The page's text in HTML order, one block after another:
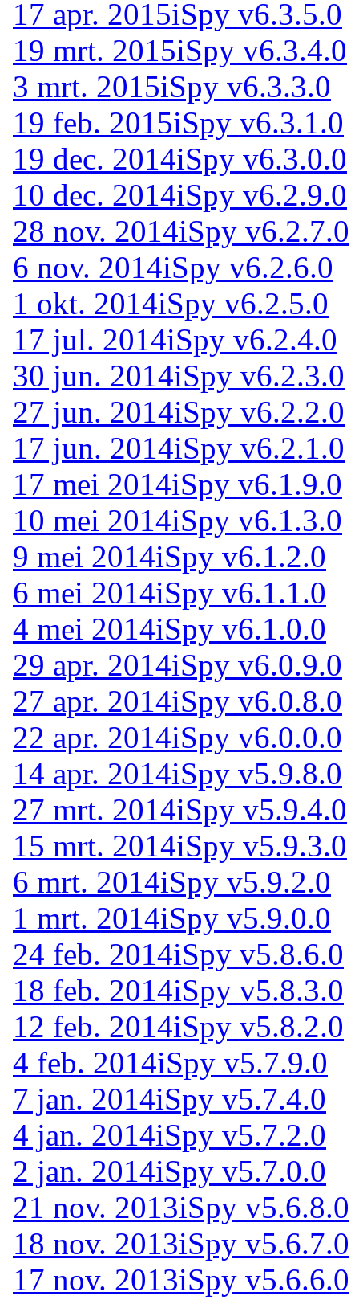
17 apr. 2015iSpy v6.3.5.0
19 mrt. 2015iSpy v6.3.4.0
3 mrt. 2015iSpy v6.3.3.0
19 feb. 2015iSpy v6.3.1.0
19 dec. 2014iSpy v6.3.0.0
10 dec. 2014iSpy v6.2.9.0
28 nov. 2014iSpy v6.2.7.0
6 nov. 2014iSpy v6.2.6.0
1 okt. 2014iSpy v6.2.5.0
17 jul. 2014iSpy v6.2.4.0
30 jun. 2014iSpy v6.2.3.0
27 jun. 2014iSpy v6.2.2.0
17 jun. 2014iSpy v6.2.1.0
17 mei 2014iSpy v6.1.9.0
10 mei 2014iSpy v6.1.3.0
9 mei 2014iSpy v6.1.2.0
6 mei 2014iSpy v6.1.1.0
4 mei 2014iSpy v6.1.0.0
29 apr. 2014iSpy v6.0.9.0
27 apr. 2014iSpy v6.0.8.0
22 apr. 2014iSpy v6.0.0.0
14 apr. 2014iSpy v5.9.8.0
27 mrt. 2014iSpy v5.9.4.0
15 mrt. 2014iSpy v5.9.3.0
6 mrt. 2014iSpy v5.9.2.0
1 mrt. 2014iSpy v5.9.0.0
24 feb. 2014iSpy v5.8.6.0
18 feb. 2014iSpy v5.8.3.0
12 feb. 2014iSpy v5.8.2.0
4 feb. 2014iSpy v5.7.9.0
7 jan. 2014iSpy v5.7.4.0
4 jan. 2014iSpy v5.7.2.0
2 jan. 2014iSpy v5.7.0.0
21 nov. 2013iSpy v5.6.8.0
18 nov. 2013iSpy v5.6.7.0
17 nov. 2013iSpy v5.6.6.0